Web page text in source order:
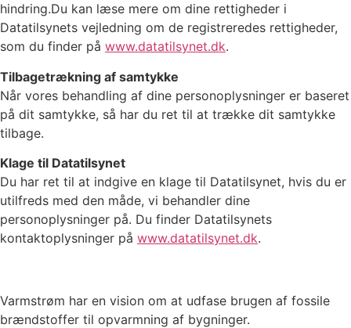
hindring.Du kan læse mere om dine rettigheder i
Datatilsynets vejledning om de registreredes rettigheder,
som du finder på www.datatilsynet.dk.
Tilbagetrækning af samtykke
Når vores behandling af dine personoplysninger er baseret
på dit samtykke, så har du ret til at trække dit samtykke
tilbage.
Klage til Datatilsynet
Du har ret til at indgive en klage til Datatilsynet, hvis du er
utilfreds med den måde, vi behandler dine
personoplysninger på. Du finder Datatilsynets
kontaktoplysninger på www.datatilsynet.dk.
Varmstrøm har en vision om at udfase brugen af fossile
brændstoffer til opvarmning af bygninger.